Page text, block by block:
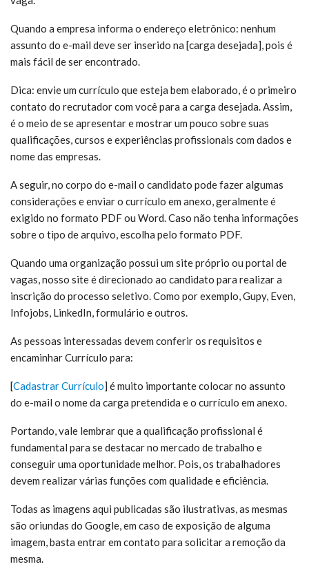
Quando a empresa informa o endereço eletrônico: nenhum
assunto do e-mail deve ser inserido na [carga desejada], pois é
mais fácil de ser encontrado.
Dica: envie um currículo que esteja bem elaborado, é o primeiro
contato do recrutador com você para a carga desejada. Assim,
é o meio de se apresentar e mostrar um pouco sobre suas
qualificações, cursos e experiências profissionais com dados e
nome das empresas.
A seguir, no corpo do e-mail o candidato pode fazer algumas
considerações e enviar o currículo em anexo, geralmente é
exigido no formato PDF ou Word. Caso não tenha informações
sobre o tipo de arquivo, escolha pelo formato PDF.
Quando uma organização possui um site próprio ou portal de
vagas, nosso site é direcionado ao candidato para realizar a
inscrição do processo seletivo. Como por exemplo, Gupy, Even,
Infojobs, LinkedIn, formulário e outros.
As pessoas interessadas devem conferir os requisitos e
encaminhar Currículo para:
[Cadastrar Currículo] é muito importante colocar no assunto
do e-mail o nome da carga pretendida e o currículo em anexo.
Portando, vale lembrar que a qualificação profissional é
fundamental para se destacar no mercado de trabalho e
conseguir uma oportunidade melhor. Pois, os trabalhadores
devem realizar várias funções com qualidade e eficiência.
Todas as imagens aqui publicadas são ilustrativas, as mesmas
são oriundas do Google, em caso de exposição de alguma
imagem, basta entrar em contato para solicitar a remoção da
mesma.